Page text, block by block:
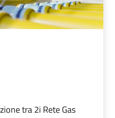
tra 2i Rete Gas